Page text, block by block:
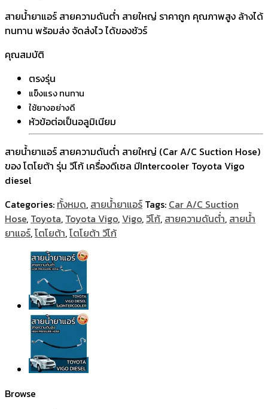
สายน้ำยาแอร์ สายความดันต่ำ สายใหญ่ ราคาถูก คุณภาพสูง ล้างได้
ทนทาน พร้อมส่ง จัดส่งไว ได้ของชัวร์
คุณสมบัติ
ตรงรุ่น
แข็งแรง ทนทาน
ใช้ยางอย่างดี
หัวข้อต่อเป็นอลูมิเนียม
สายน้ำยาแอร์ สายความดันต่ำ สายใหญ่ (Car A/C Suction Hose)
ของ โตโยต้า รุ่น วีโก้ เครื่องดีเซล มีIntercooler Toyota Vigo
diesel
Categories: ทั้งหมด, สายน้ำยาแอร์ Tags: Car A/C Suction
Hose, Toyota, Toyota Vigo, Vigo,วีโก้, สายความดันต่ำ, สายน้ำ
ยาแอร์,โตโยต้า,โตโยต้า วีโก้
Browse